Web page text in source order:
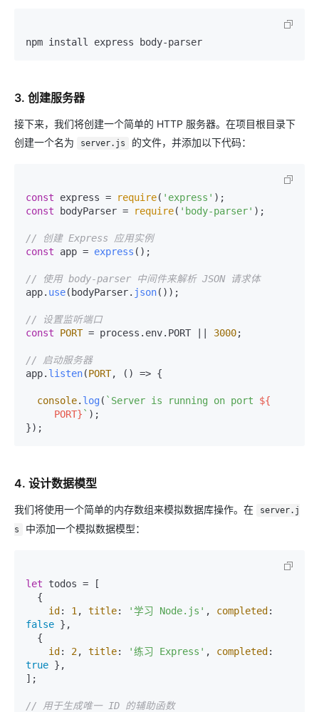
3. 创建服务器
接下来，我们将创建一个简单的 HTTP 服务器。在项目根目录下
创建一个名为
server.js 的文件，并添加以下代码：
const express = require( 'express'
const bodyParser = require( 'body-parser' );
// 创建 Express 应用实例
const app = express ();
// 使用 body-parser 中间件来解析 JSON 请求体
app. use(bodyParser. json());
// 设置监听端口
const
PORT = process. env. PORT 3000;
// 启动服务器
app. listen(PORT, () => {
console. log ( `Server is running on port ${
     PORT}
` );
4. 设计数据模型
我们将使用一个简单的内存数组来模拟数据库操作。在
server.j
s
中添加一个模拟数据模型：
let todos = [
id : 1 , title: '学习 Node.js' , completed
false },
id : 2, title: '练习 Express' , completed
true },
];
// 用于生成唯一 ID 的辅助函数